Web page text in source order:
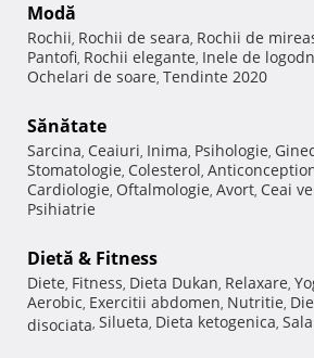
Modă
Rochii, Rochii de seara, Rochii de
Pantofi, Rochii elegante, Inele de
Ochelari de soare, Tendinte 2020
Sănătate
Sarcina, Ceaiuri, Inima, Psihologie,
Stomatologie, Colesterol,
Cardiologie, Oftalmologie, Avort, Ceai
Psihiatrie
Dietă & Fitness
Diete, Fitness, Dieta Dukan, Relaxare,
Aerobic, Exercitii abdomen, Nutritie,
disociata, Silueta, Dieta ketogenica,